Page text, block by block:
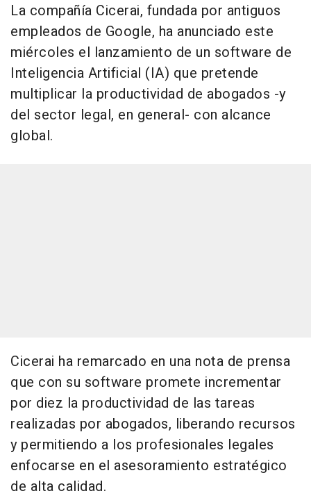
La compañía Cicerai, fundada por antiguos
empleados de Google, ha anunciado este
miércoles el lanzamiento de un software de
Inteligencia Artificial (IA) que pretende
multiplicar la productividad de abogados -y
del sector legal, en general- con alcance
global.
Cicerai ha remarcado en una nota de prensa
que con su software promete incrementar
por diez la productividad de las tareas
realizadas por abogados, liberando recursos
y permitiendo a los profesionales legales
enfocarse en el asesoramiento estratégico
de alta calidad.